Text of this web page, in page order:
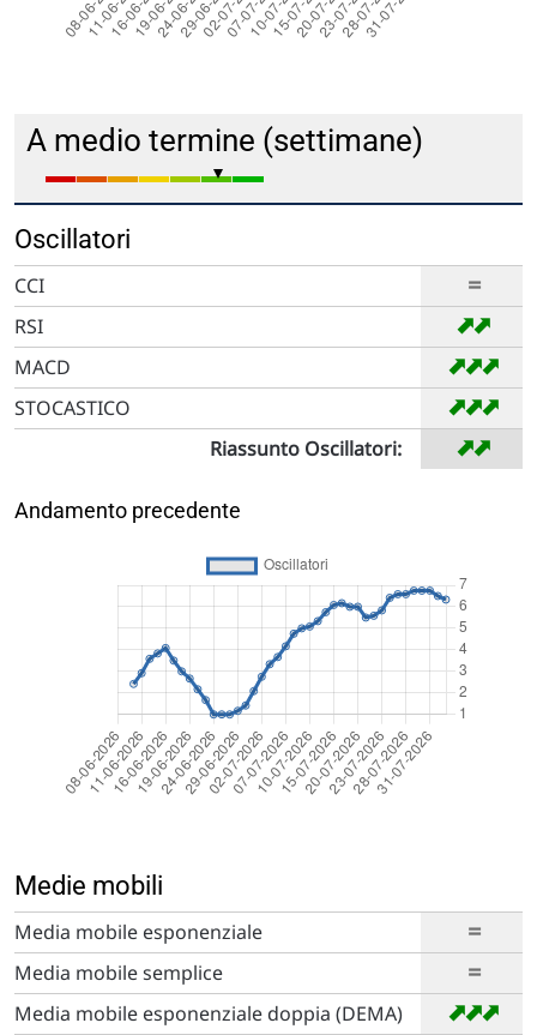
A medio termine (settimane)
Oscillatori
CCI =
RSI ➡
➡
MACD ➡
➡
➡
STOCASTICO ➡
➡
➡
Riassunto Oscillatori: ➡
➡
Andamento precedente
Medie mobili
Media mobile esponenziale =
Media mobile semplice =
Media mobile esponenziale doppia (DEMA) ➡
➡
➡